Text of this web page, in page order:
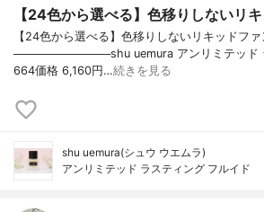
【24色から選べる】色移りしないリ
【24色から選べる】色移りしないリキッドフ
────────────shu uemura アンリミテッド
664価格 6,160円…続きを見る
shu uemura(シュウ ウエムラ)
アンリミテッド ラスティング フルイド